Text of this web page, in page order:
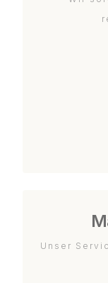
Unser